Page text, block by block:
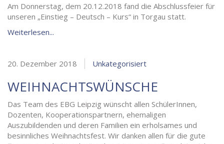
Am Donnerstag, dem 20.12.2018 fand die Abschlussfeier für
unseren „Einstieg – Deutsch – Kurs“ in Torgau statt.
Weiterlesen...
20. Dezember 2018 Unkategorisiert
WEIHNACHTSWÜNSCHE
Das Team des EBG Leipzig wünscht allen SchülerInnen,
Dozenten, Kooperationspartnern, ehemaligen
Auszubildenden und deren Familien ein erholsames und
besinnliches Weihnachtsfest. Wir danken allen für die gute